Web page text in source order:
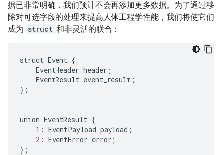
据已非常明确，我们预计不会再添加更多数据。为了通过移
除对可选字段的处理来提高人体工程学性能，我们将使它们
成为 struct 和非灵活的联合：
struct Event {
EventHeader header ;
EventResult event_result ;
};
union EventResult {
1 : EventPayload payload ;
2 : EventError error ;
};